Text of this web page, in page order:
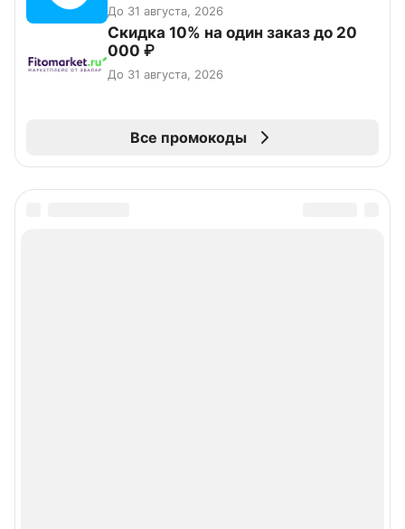
До 31 августа, 2026
Скидка 10% на один заказ до 20
000 ₽
До 31 августа, 2026
Все промокоды